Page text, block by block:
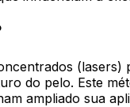
do pelo. Este
ampliado sua